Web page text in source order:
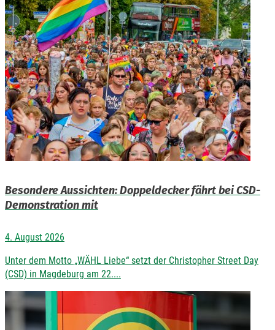
Besondere Aussichten: Doppeldecker fährt bei CSD-
Demonstration mit
4. August 2026
Unter dem Motto „WÄHL Liebe“ setzt der Christopher Street Day
(CSD) in Magdeburg am 22....